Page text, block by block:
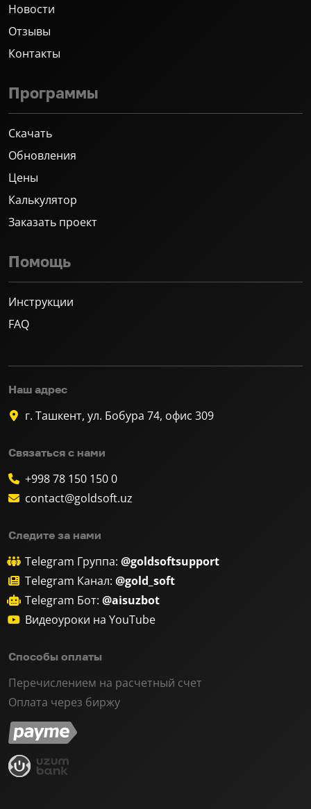
Новости
Отзывы
Контакты
Программы
Скачать
Обновления
Цены
Калькулятор
Заказать проект
Помощь
Инструкции
FAQ
Наш адрес
г. Ташкент, ул. Бобура 74, офис 309
Связаться с нами
+998 78 150 150 0
contact@goldsoft.uz
Следите за нами
Telegram Группа: @goldsoftsupport
Telegram Канал: @gold_soft
Telegram Бот: @aisuzbot
Видеоуроки на YouTube
Способы оплаты
Перечислением на расчетный счет
Оплата через биржу